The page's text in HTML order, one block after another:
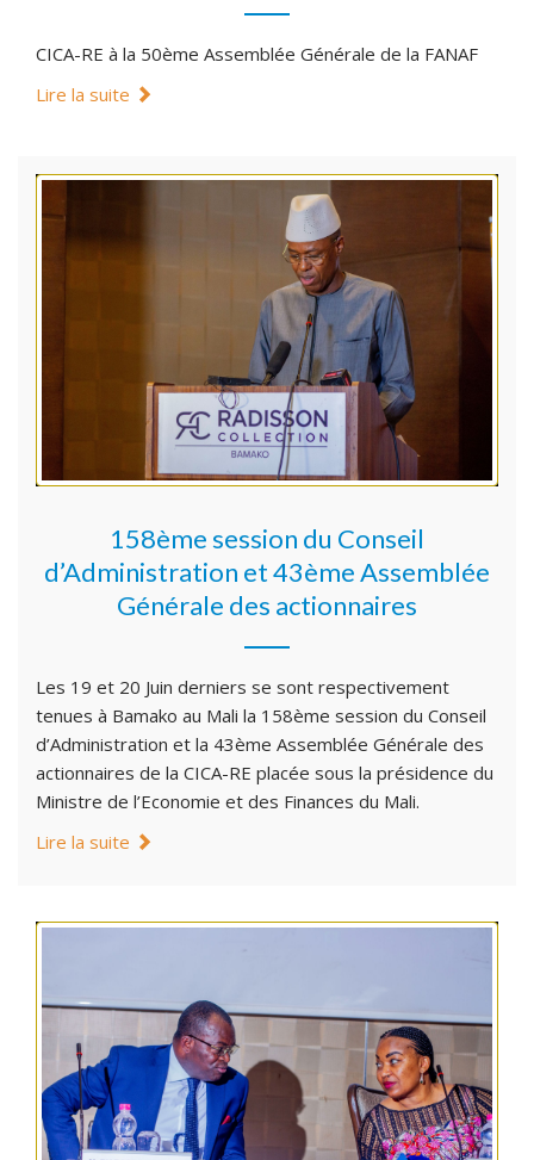
CICA-RE à la 50ème Assemblée Générale de la FANAF
Lire la suite
158ème session du Conseil
d’Administration et 43ème Assemblée
Générale des actionnaires
Les 19 et 20 Juin derniers se sont respectivement
tenues à Bamako au Mali la 158ème session du Conseil
d’Administration et la 43ème Assemblée Générale des
actionnaires de la CICA-RE placée sous la présidence du
Ministre de l’Economie et des Finances du Mali.
Lire la suite